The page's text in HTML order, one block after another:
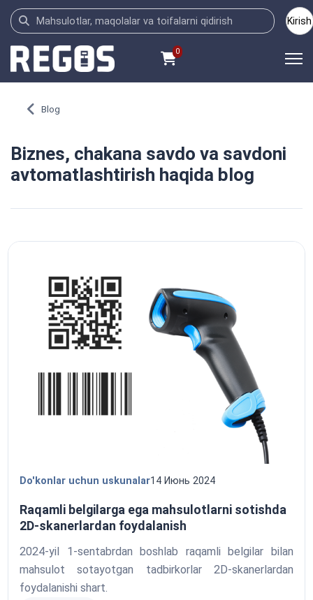
Kirish
0
Blog
Biznes, chakana savdo va savdoni
avtomatlashtirish haqida blog
Raqamli belgilarga ega mahsulotlarni sotishda
2D-skanerlardan foydalanish
Do'konlar uchun uskunalar14 Июнь 2024
2024-yil 1-sentabrdan boshlab raqamli belgilar bilan
mahsulot sotayotgan tadbirkorlar 2D-skanerlardan
foydalanishi shart.